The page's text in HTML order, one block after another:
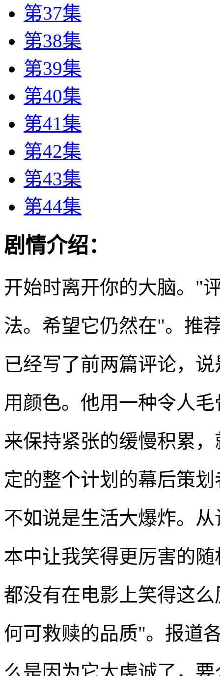
第37集
第38集
第39集
第40集
第41集
第42集
第43集
第44集
剧情介绍：
开始时离开你的大脑。"
法。希望它仍然在"。推
已经写了前两篇评论，
用颜色。他用一种令人
来保持紧张的缓慢积累
定的整个计划的幕后策
不如说是生活大爆炸。
本中让我笑得更厉害的
都没有在电影上笑得这
何可救赎的品质"。报道